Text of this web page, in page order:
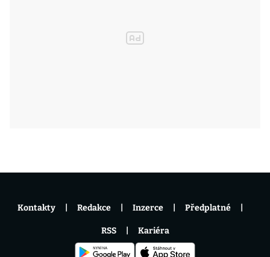
Kontakty Redakce Inzerce Předplatné
RSS Kariéra